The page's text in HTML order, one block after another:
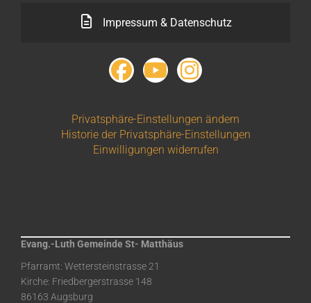
Impressum & Datenschutz
Privatsphäre-Einstellungen ändern
Historie der Privatsphäre-Einstellungen
Einwilligungen widerrufen
Evang.-Luth Gemeinde St- Matthäus
Pfarramt: Wettersteinstrasse 21
Kirche: Friedbergerstrasse 148
86163 Augsburg